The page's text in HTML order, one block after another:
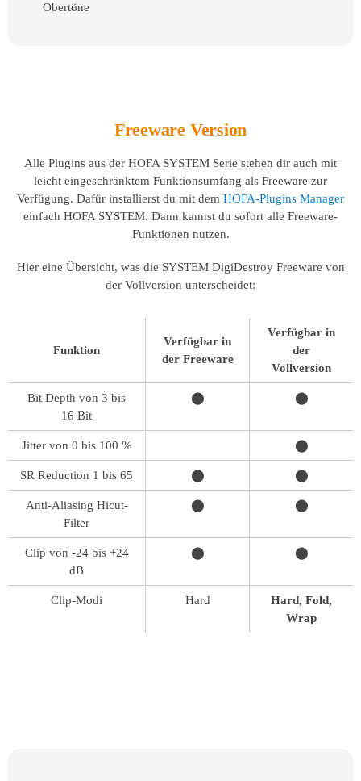
Obertöne
Freeware Version
Alle Plugins aus der HOFA SYSTEM Serie stehen dir auch mit
leicht eingeschränktem Funktionsumfang als Freeware zur
Verfügung. Dafür installierst du mit dem HOFA-Plugins Manager
einfach HOFA SYSTEM. Dann kannst du sofort alle Freeware-
Funktionen nutzen.
Hier eine Übersicht, was die SYSTEM DigiDestroy Freeware von
der Vollversion unterscheidet:
Funktion
Verfügbar in
der Freeware
Verfügbar in
der
Vollversion
Bit Depth von 3 bis
16 Bit
⬤ ⬤
Jitter von 0 bis 100 % ⬤
SR Reduction 1 bis 65 ⬤ ⬤
Anti-Aliasing Hicut-
Filter
⬤ ⬤
Clip von -24 bis +24
dB
⬤ ⬤
Clip-Modi Hard
Hard, Fold,
Wrap